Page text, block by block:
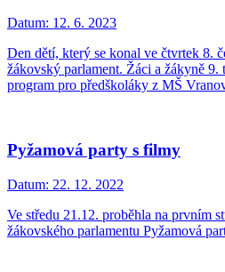
Datum: 12. 6. 2023
Den dětí, který se konal ve čtvrtek 8.
žákovský parlament. Žáci a žákyně
program pro předškoláky z MŠ
Pyžamová party s filmy
Datum: 22. 12. 2022
Ve středu 21.12. proběhla na prvním
žákovského parlamentu Pyžamová